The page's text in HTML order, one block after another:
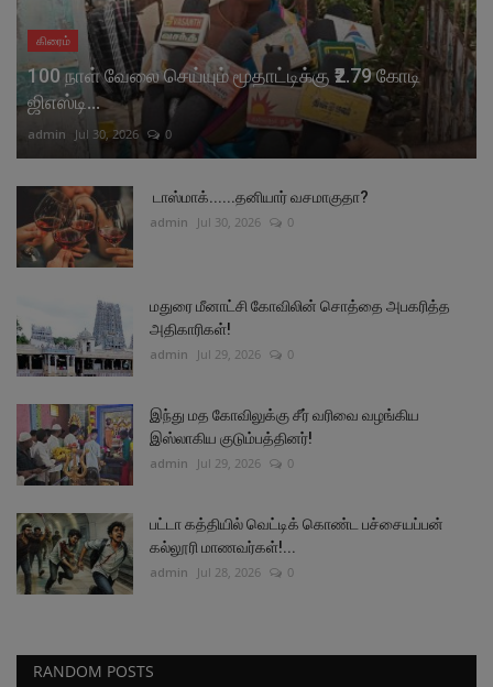
கிரைம்
100 நாள் வேலை செய்யும் மூதாட்டிக்கு ₹2.79 கோடி
ஜிஎஸ்டி...
admin Jul 30, 2026 0
டாஸ்மாக்......தனியார் வசமாகுதா?
admin Jul 30, 2026 0
மதுரை மீனாட்சி கோவிலின் சொத்தை அபகரித்த
அதிகாரிகள்!
admin Jul 29, 2026 0
இந்து மத கோவிலுக்கு சீர் வரிவை வழங்கிய
இஸ்லாகிய குடும்பத்தினர்!
admin Jul 29, 2026 0
பட்டா கத்தியில் வெட்டிக் கொண்ட பச்சையப்பன்
கல்லூரி மாணவர்கள்!...
admin Jul 28, 2026 0
RANDOM POSTS